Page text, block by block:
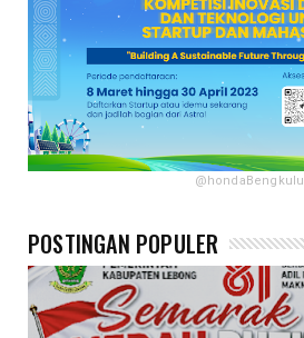
@hondaBengkulu
POSTINGAN POPULER